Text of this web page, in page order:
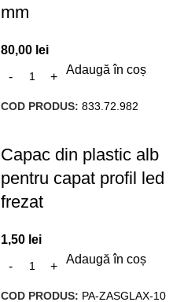
mm
80,00 lei
Adaugă în coș
COD PRODUS: 833.72.982
Capac din plastic alb
pentru capat profil led
frezat
1,50 lei
Adaugă în coș
COD PRODUS: PA-ZASGLAX-10